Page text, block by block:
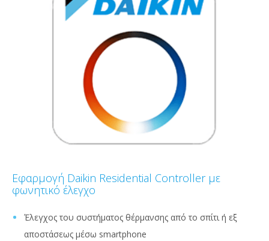
Εφαρμογή Daikin Residential Controller με
φωνητικό έλεγχο
Έλεγχος του συστήματος θέρμανσης από το σπίτι ή εξ
αποστάσεως μέσω smartphone